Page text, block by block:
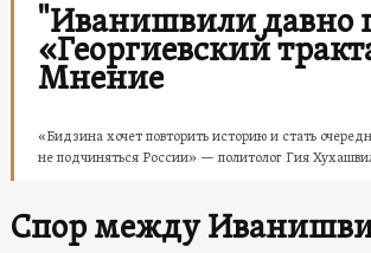
"Иванишвили давно
«Георгиевский
Мнение
«Бидзина хочет повторить историю и стать
не подчиняться России» — политолог Гия
Спор между